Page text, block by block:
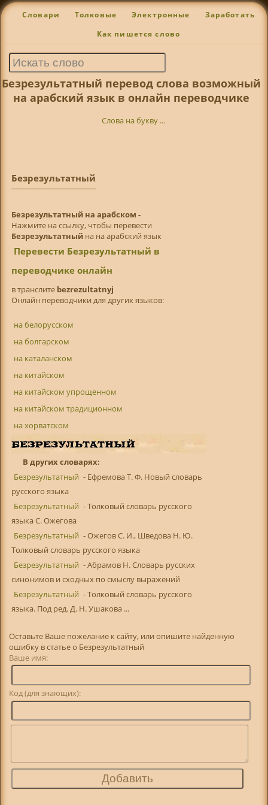
Словари Толковые Электронные Заработать
Как пишется слово
Безрезультатный перевод слова возможный
на арабский язык в онлайн переводчике
Слова на букву ...
Безрезультатный
Безрезультатный на арабском -
Нажмите на ссылку, чтобы перевести
Безрезультатныйна на арабский язык
Перевести Безрезультатный в
переводчике онлайн
в транслитe bezrezultatnyj
Онлайн переводчики для других языков:
на белорусском
на болгарском
на каталанском
на китайском
на китайском упрощенном
на китайском традиционном
на хорватском
В других словарях:
Безрезультатный - Ефремова Т. Ф. Новый словарь
русского языка
Безрезультатный - Толковый словарь русского
языка С. Ожегова
Безрезультатный - Ожегов С. И., Шведова Н. Ю.
Толковый словарь русского языка
Безрезультатный - Абрамов Н. Словарь русских
синонимов и сходных по смыслу выражений
Безрезультатный - Толковый словарь русского
языка. Под ред. Д. Н. Ушакова ...
Оставьте Ваше пожелание к сайту, или опишите найденную
ошибку в статье о Безрезультатный
Ваше имя:
Код (для знающих):